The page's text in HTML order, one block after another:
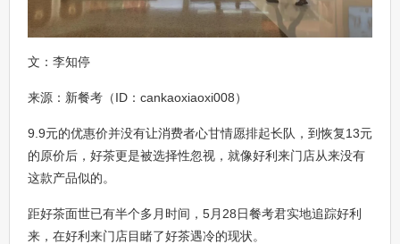
文：李知停
来源：新餐考（ID：cankaoxiaoxi008）
9.9元的优惠价并没有让消费者心甘情愿排起长队，到恢复13元
的原价后，好茶更是被选择性忽视，就像好利来门店从来没有
这款产品似的。
距好茶面世已有半个多月时间，5月28日餐考君实地追踪好利
来，在好利来门店目睹了好茶遇冷的现状。